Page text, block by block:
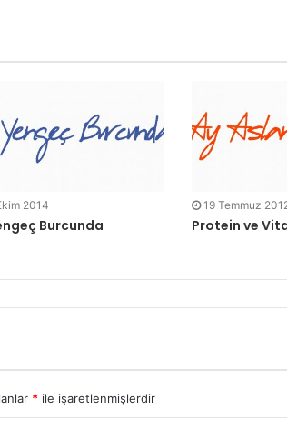
2014
Burcunda
19 Temmuz
Protein ve
* ile işaretlenmişlerdir